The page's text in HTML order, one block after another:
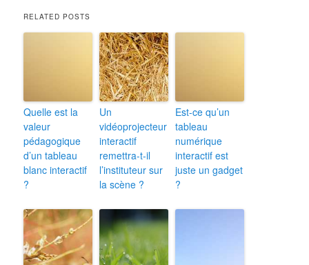
RELATED POSTS
Quelle est la
valeur
pédagogique
d’un tableau
blanc interactif
?
Un
vidéoprojecteur
interactif
remettra-t-il
l’instituteur sur
la scène ?
Est-ce qu’un
tableau
numérique
interactif est
juste un gadget
?